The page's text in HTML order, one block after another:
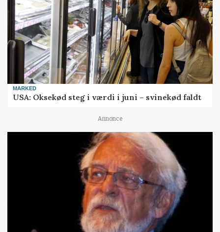
MARKED
USA: Oksekød steg i værdi i juni – svinekød faldt
Annonce